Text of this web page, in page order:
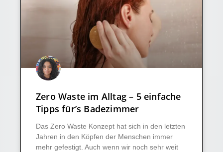
Zero Waste im Alltag – 5 einfache
Tipps für’s Badezimmer
Das Zero Waste Konzept hat sich in den letzten
Jahren in den Köpfen der Menschen immer
mehr gefestigt. Auch wenn wir noch sehr weit